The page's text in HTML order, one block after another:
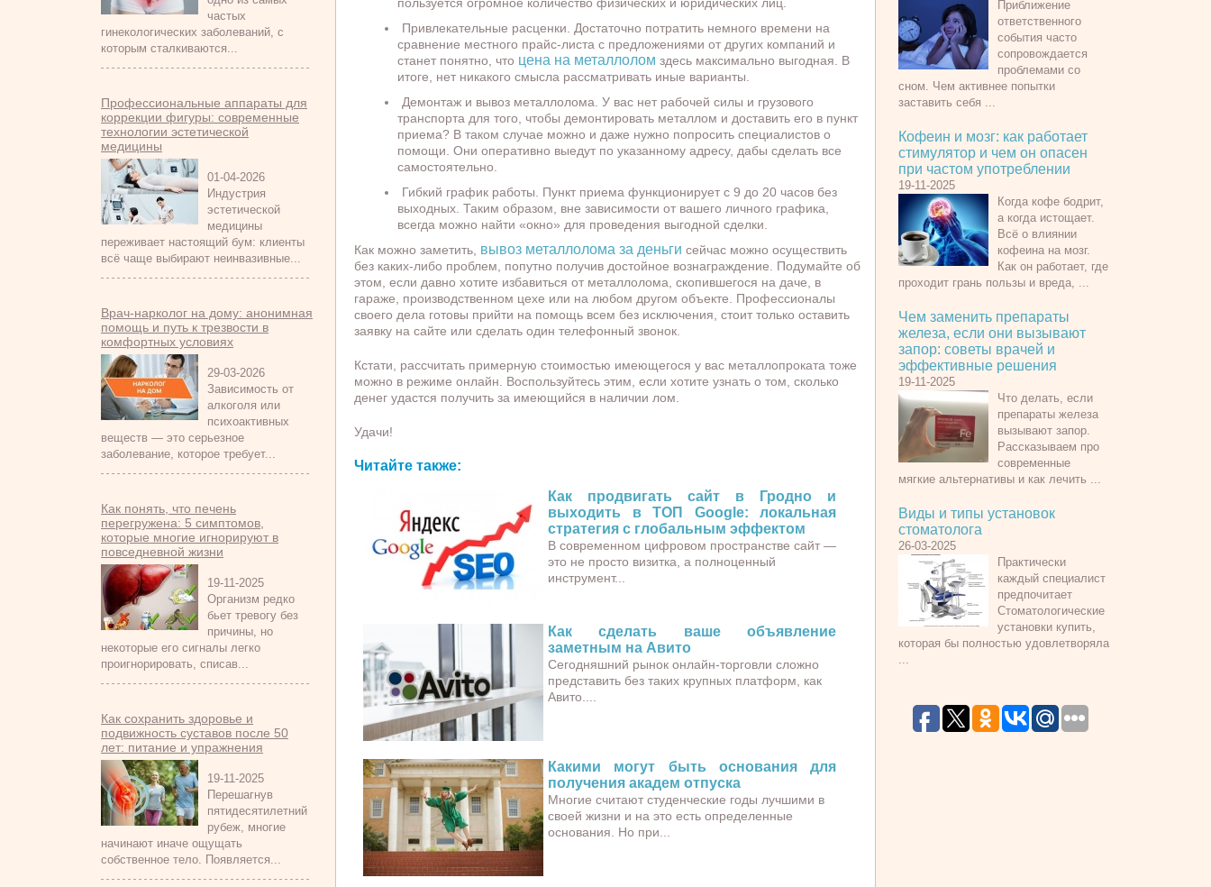
частых
гинекологических заболеваний, с
которым сталкиваются...
Профессиональные аппараты для
коррекции фигуры: современные
технологии эстетической
медицины
01-04-2026
Индустрия
эстетической
медицины
переживает настоящий бум: клиенты
всё чаще выбирают неинвазивные...
Врач-нарколог на дому: анонимная
помощь и путь к трезвости в
комфортных условиях
29-03-2026
Зависимость от
алкоголя или
психоактивных
веществ — это серьезное
заболевание, которое требует...
Как понять, что печень
перегружена: 5 симптомов,
которые многие игнорируют в
повседневной жизни
19-11-2025
Организм редко
бьет тревогу без
причины, но
некоторые его сигналы легко
проигнорировать, списав...
Как сохранить здоровье и
подвижность суставов после 50
лет: питание и упражнения
19-11-2025
Перешагнув
пятидесятилетний
рубеж, многие
начинают иначе ощущать
собственное тело. Появляется...
Привлекательные расценки. Достаточно потратить немного времени на
сравнение местного прайс-листа с предложениями от других компаний и
станет понятно, что цена на металлолом здесь максимально выгодная. В
итоге, нет никакого смысла рассматривать иные варианты.
Демонтаж и вывоз металлолома. У вас нет рабочей силы и грузового
транспорта для того, чтобы демонтировать металлом и доставить его в пункт
приема? В таком случае можно и даже нужно попросить специалистов о
помощи. Они оперативно выедут по указанному адресу, дабы сделать все
самостоятельно.
Гибкий график работы. Пункт приема функционирует с 9 до 20 часов без
выходных. Таким образом, вне зависимости от вашего личного графика,
всегда можно найти «окно» для проведения выгодной сделки.
Как можно заметить, вывоз металлолома за деньги сейчас можно осуществить
без каких-либо проблем, попутно получив достойное вознаграждение. Подумайте об
этом, если давно хотите избавиться от металлолома, скопившегося на даче, в
гараже, производственном цехе или на любом другом объекте. Профессионалы
своего дела готовы прийти на помощь всем без исключения, стоит только оставить
заявку на сайте или сделать один телефонный звонок.
Кстати, рассчитать примерную стоимостью имеющегося у вас металлопроката тоже
можно в режиме онлайн. Воспользуйтесь этим, если хотите узнать о том, сколько
денег удастся получить за имеющийся в наличии лом.
Удачи!
Читайте также:
Как продвигать сайт в Гродно и
выходить в ТОП Google: локальная
стратегия с глобальным эффектом
В современном цифровом пространстве сайт —
это не просто визитка, а полноценный
инструмент...
Как сделать ваше объявление
заметным на Авито
Сегодняшний рынок онлайн-торговли сложно
представить без таких крупных платформ, как
Авито....
Какими могут быть основания для
получения академ отпуска
Многие считают студенческие годы лучшими в
своей жизни и на это есть определенные
основания. Но при...
Приближение
ответственного
события часто
сопровождается
проблемами со
сном. Чем активнее попытки
заставить себя ...
Кофеин и мозг: как работает
стимулятор и чем он опасен
при частом употреблении
19-11-2025
Когда кофе бодрит,
а когда истощает.
Всё о влиянии
кофеина на мозг.
Как он работает, где
проходит грань пользы и вреда, ...
Чем заменить препараты
железа, если они вызывают
запор: советы врачей и
эффективные решения
19-11-2025
Что делать, если
препараты железа
вызывают запор.
Рассказываем про
современные
мягкие альтернативы и как лечить ...
Виды и типы установок
стоматолога
26-03-2025
Практически
каждый специалист
предпочитает
Стоматологические
установки купить,
которая бы полностью удовлетворяла
...